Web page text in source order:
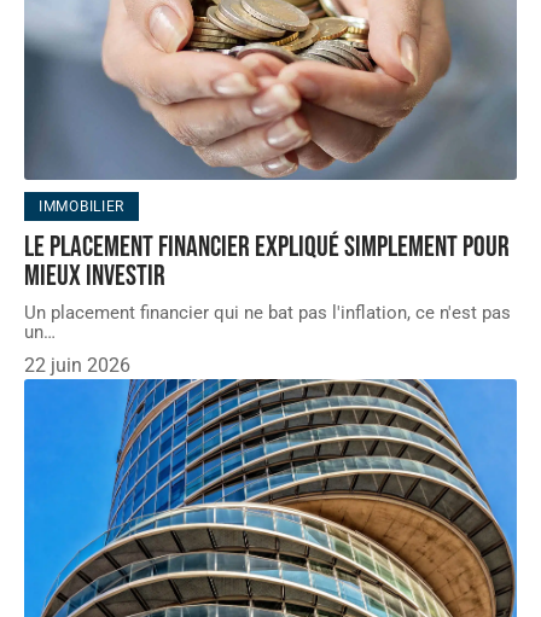
IMMOBILIER
Le placement financier expliqué simplement pour
mieux investir
Un placement financier qui ne bat pas l'inflation, ce n'est pas
un…
22 juin 2026